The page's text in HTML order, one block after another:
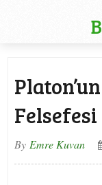
Felsefesi
By Emre Kuvan